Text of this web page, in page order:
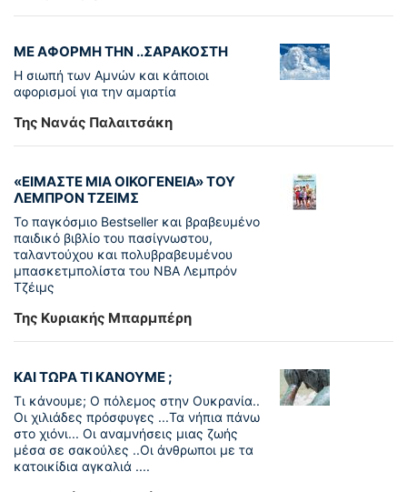
ΜΕ ΑΦΟΡΜΗ ΤΗΝ ..ΣΑΡΑΚΟΣΤΗ
Η σιωπή των Αμνών και κάποιοι
αφορισμοί για την αμαρτία
Της Νανάς Παλαιτσάκη
«ΕΙΜΑΣΤΕ ΜΙΑ ΟΙΚΟΓΕΝΕΙΑ» ΤΟΥ
ΛΕΜΠΡΟΝ ΤΖΕΙΜΣ
To παγκόσµιο Bestseller και βραβευµένο
παιδικό βιβλίο του πασίγνωστου,
ταλαντούχου και πολυβραβευµένου
µπασκετµπολίστα του NBA Λεµπρόν
Τζέιμς
Της Κυριακής Μπαρμπέρη
ΚΑΙ ΤΩΡΑ ΤΙ ΚΑΝΟΥΜΕ ;
Τι κάνουμε; Ο πόλεμος στην Ουκρανία..
Οι χιλιάδες πρόσφυγες ...Τα νήπια πάνω
στο χιόνι... Οι αναμνήσεις μιας ζωής
μέσα σε σακούλες ..Οι άνθρωποι με τα
κατοικίδια αγκαλιά ....